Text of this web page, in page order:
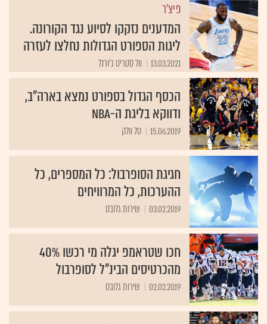
פיצ'ר
המדענים נזקקו לסיוע נגד הקורונה.
ליגות הספורט הגדולות נחלצו לעזרה
13.03.2021 וול סטריט ג'ורנל
הכסף הגדול בספורט נמצא בארה"ב,
ודווקא בליגת ה-NBA
15.06.2019 טל וולק
חגיגת הסופרבול: כל המספרים, כל
ההערכות, כל המרוויחים
03.02.2019 שירות גלובס
חכו שטראמפ יגלה מי רכשו 40%
מהכרטיסים הבינ"ל לסופרבול
02.02.2019 שירות גלובס